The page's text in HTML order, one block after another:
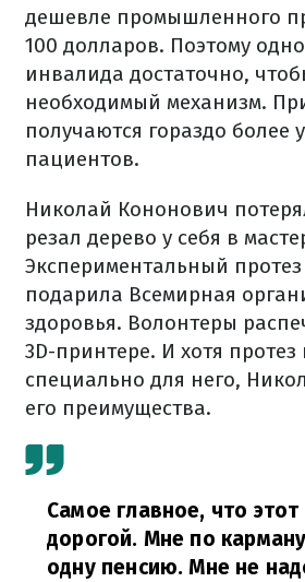
дешевле промышленного
100 долларов. Поэтому
инвалида достаточно,
необходимый механизм.
получаются гораздо более
пациентов.
Николай Кононович
резал дерево у себя в
Экспериментальный протез
подарила Всемирная
здоровья. Волонтеры
3D-принтере. И хотя протез
специально для него,
его преимущества.
Самое главное, что
дорогой. Мне по
одну пенсию. Мне не